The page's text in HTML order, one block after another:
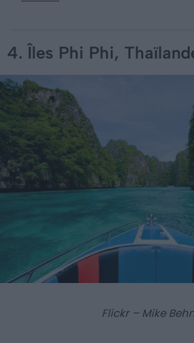
4. Îles Phi Phi,
Flickr – Mike